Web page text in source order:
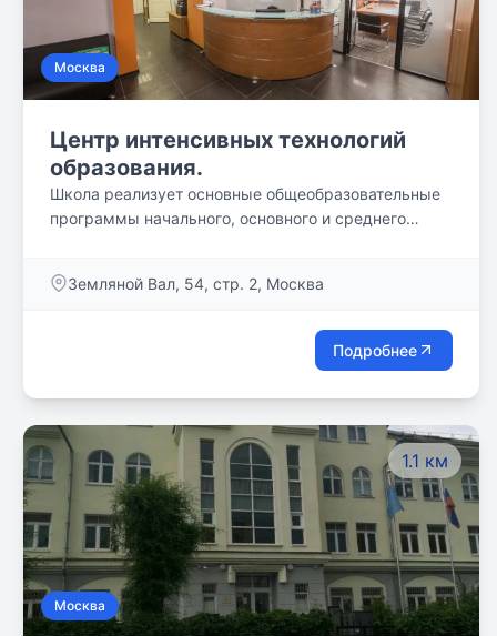
Москва
Центр интенсивных технологий
образования.
Школа реализует основные общеобразовательные
программы начального, основного и среднего
окончании обучения в школе и успешной
выдается аттестат государственного образца.
Земляной Вал, 54, стр. 2, Москва
Подробнее
1.1 км
Москва